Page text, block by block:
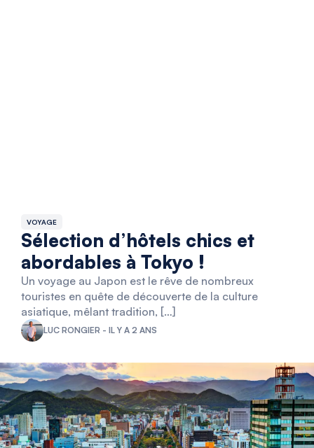
VOYAGE
Sélection d’hôtels chics et
abordables à Tokyo !
Un voyage au Japon est le rêve de nombreux
touristes en quête de découverte de la culture
asiatique, mêlant tradition, […]
LUC RONGIER - IL Y A 2 ANS